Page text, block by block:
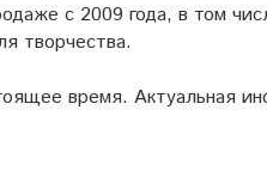
с 2009 года, в том
творчества.
время. Актуальная